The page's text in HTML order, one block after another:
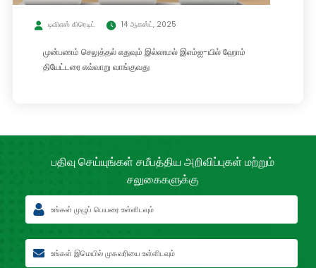
டிவிஎஸ் கிரெடிட் 14 ஆகஸ்ட், 2025
முன்பணம் செலுத்தல் எதுவும் இல்லாமல் இஎம்ஐ-யில் ஹோம்
தியேட்டரை எவ்வாறு வாங்குவது
பதிவு செய்யுங்கள் சமீபத்திய அறிவிப்புகள் மற்றும்
சலுகைகளுக்கு